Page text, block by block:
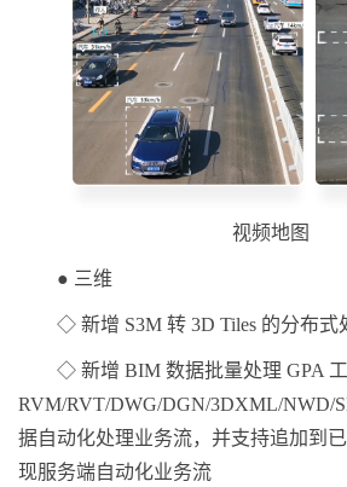
视频地图
● 三维
◇ 新增 S3M 转 3D Tiles 的分布式
◇ 新增 BIM 数据批量处理 GPA
RVM/RVT/DWG/DGN/3DXML/NWD/
据自动化处理业务流，并支持追加到
现服务端自动化业务流